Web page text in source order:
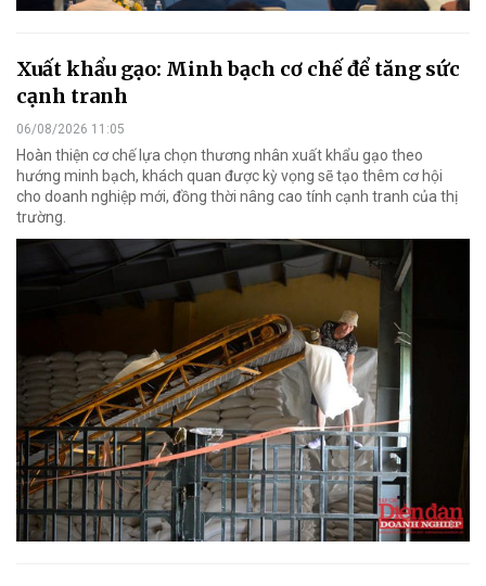
Xuất khẩu gạo: Minh bạch cơ chế để tăng sức
cạnh tranh
06/08/2026 11:05
Hoàn thiện cơ chế lựa chọn thương nhân xuất khẩu gạo theo
hướng minh bạch, khách quan được kỳ vọng sẽ tạo thêm cơ hội
cho doanh nghiệp mới, đồng thời nâng cao tính cạnh tranh của thị
trường.